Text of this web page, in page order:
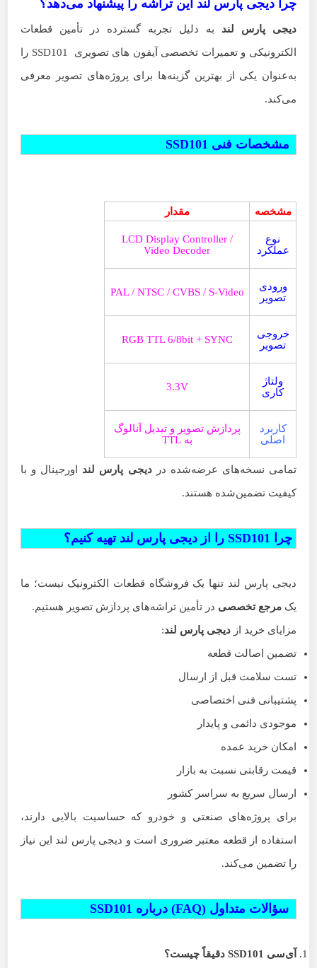
چرا دیجی پارس لند این تراشه را پیشنهاد می‌دهد؟
دیجی پارس لند به دلیل تجربه گسترده در تأمین قطعات
الکترونیکی و تعمیرات تخصصی آیفون های تصویری SSD101 را
به‌عنوان یکی از بهترین گزینه‌ها برای پروژه‌های تصویر معرفی
می‌کند.
مشخصات فنی
مشخصه مقدار
نوع
عملکرد
LCD Display Controller /
Video Decoder
ورودی
تصویر
PAL / NTSC / CVBS / S-Video
خروجی
تصویر
RGB TTL 6/8bit + SYNC
ولتاژ
کاری
3.3V
کاربرد
اصلی
پردازش تصویر و تبدیل آنالوگ
به TTL
تمامی نسخه‌های عرضه‌شده دردیجی پارس لند اورجینال و با
کیفیت تضمین‌شده هستند.
چرا SSD101 را از دیجی پارس لند تهیه کنیم؟
دیجی پارس لند تنها یک فروشگاه قطعات الکترونیک نیست؛ ما
یک مرجع تخصصی در تأمین تراشه‌های پردازش تصویر هستیم.
مزایای خرید از دیجی پارس لند:
تضمین اصالت قطعه
تست سلامت قبل از ارسال
پشتیبانی فنی اختصاصی
موجودی دائمی و پایدار
امکان خرید عمده
قیمت رقابتی نسبت به بازار
ارسال سریع به سراسر کشور
برای پروژه‌های صنعتی و خودرو که حساسیت بالایی دارند،
استفاده از قطعه معتبر ضروری است و دیجی پارس لند این نیاز
را تضمین می‌کند.
سؤالات متداول (FAQ) درباره SSD101
آی‌سی دقیقاً چیست؟